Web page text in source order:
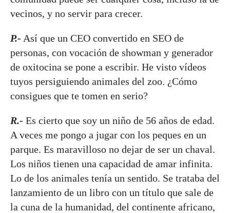
vecinos, y no servir para crecer.
P.- Así que un CEO convertido en SEO de
personas, con vocación de showman y generador
de oxitocina se pone a escribir. He visto vídeos
tuyos persiguiendo animales del zoo. ¿Cómo
consigues que te tomen en serio?
R.- Es cierto que soy un niño de 56 años de edad.
A veces me pongo a jugar con los peques en un
parque. Es maravilloso no dejar de ser un chaval.
Los niños tienen una capacidad de amar infinita.
Lo de los animales tenía un sentido. Se trataba del
lanzamiento de un libro con un título que sale de
la cuna de la humanidad, del continente africano,